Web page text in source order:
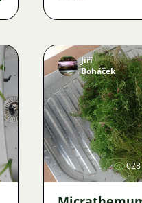
Jiří
Boháček
628